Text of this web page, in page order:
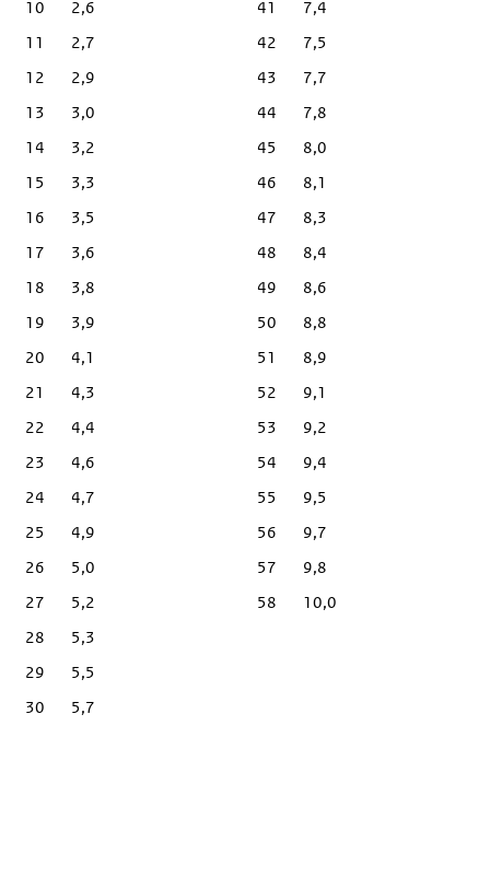
10
2,6
11
2,7
12
2,9
13
3,0
14
3,2
15
3,3
16
3,5
17
3,6
18
3,8
19
3,9
20
4,1
21
4,3
22
4,4
23
4,6
24
4,7
25
4,9
26
5,0
27
5,2
28
5,3
29
5,5
30
5,7
41
7,4
42
7,5
43
7,7
44
7,8
45
8,0
46
8,1
47
8,3
48
8,4
49
8,6
50
8,8
51
8,9
52
9,1
53
9,2
54
9,4
55
9,5
56
9,7
57
9,8
58
10,0